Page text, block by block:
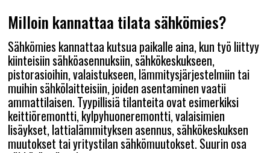
Milloin kannattaa tilata sähkömies?
Sähkömies kannattaa kutsua paikalle aina, kun työ liittyy
kiinteisiin sähköasennuksiin, sähkökeskukseen,
pistorasioihin, valaistukseen, lämmitysjärjestelmiin tai
muihin sähkölaitteisiin, joiden asentaminen vaatii
ammattilaisen. Tyypillisiä tilanteita ovat esimerkiksi
keittiöremontti, kylpyhuoneremontti, valaisimien
lisäykset, lattialämmityksen asennus, sähkökeskuksen
muutokset tai yritystilan sähkömuutokset. Suurin osa